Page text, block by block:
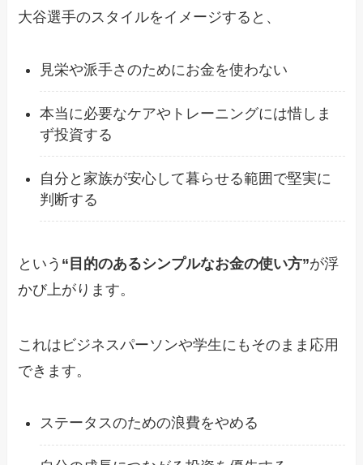
大谷選手のスタイルをイメージすると、
見栄や派手さのためにお金を使わない
本当に必要なケアやトレーニングには惜しま
ず投資する
自分と家族が安心して暮らせる範囲で堅実に
判断する
という “目的のあるシンプルなお金の使い方”が浮
かび上がります。
これはビジネスパーソンや学生にもそのまま応用
できます。
ステータスのための浪費をやめる